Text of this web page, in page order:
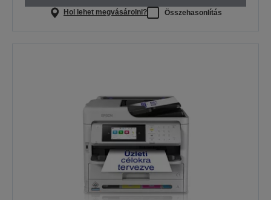
Hol lehet megvásárolni? Összehasonlítás